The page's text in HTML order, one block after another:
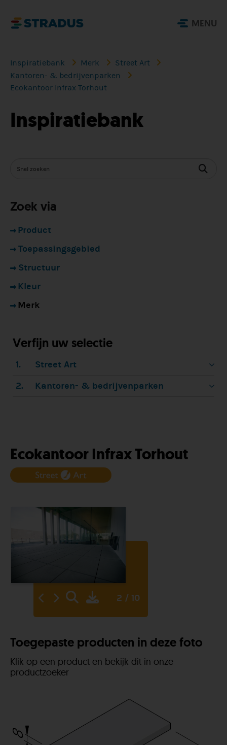
MENU
Inspiratiebank Merk
Street Art
Kantoren- & bedrijvenparken
Ecokantoor Infrax Torhout
Inspiratiebank
Zoek via
Product
Toepassingsgebied
Structuur
Kleur
Merk
Verfijn uw selectie
1.
Street Art
2.
Kantoren- & bedrijvenparken
Ecokantoor Infrax Torhout
Toegepaste producten in deze foto
Klik op een product en bekijk dit in onze
productzoeker
2 / 10